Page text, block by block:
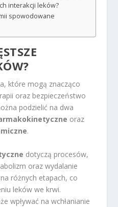
interakcji leków?
spowodowane
które mogą znacząco
oraz bezpieczeństwo
podzielić na dwa
oraz
.
dotyczą procesów,
oraz wydalanie
różnych etapach, co
leków we krwi.
wpływać na wchłanianie